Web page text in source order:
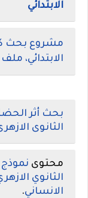
الابتدائي
مشروع بحث
الابتدائي، ملف pdf مجانى
بحث أثر
الثانوى
محتوى
الثانوي
الانساني.